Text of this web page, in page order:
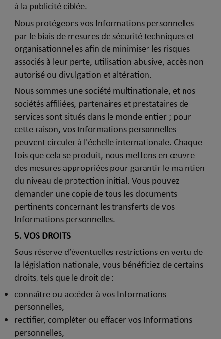
à la publicité ciblée.
Nous protégeons vos Informations personnelles
par le biais de mesures de sécurité techniques et
organisationnelles afin de minimiser les risques
associés à leur perte, utilisation abusive, accès non
autorisé ou divulgation et altération.
Nous sommes une société multinationale, et nos
sociétés affiliées, partenaires et prestataires de
services sont situés dans le monde entier ; pour
cette raison, vos Informations personnelles
peuvent circuler à l'échelle internationale. Chaque
fois que cela se produit, nous mettons en œuvre
des mesures appropriées pour garantir le maintien
du niveau de protection initial. Vous pouvez
demander une copie de tous les documents
pertinents concernant les transferts de vos
Informations personnelles.
5. VOS DROITS
Sous réserve d’éventuelles restrictions en vertu de
la législation nationale, vous bénéficiez de certains
droits, tels que le droit de :
connaître ou accéder à vos Informations
personnelles,
rectifier, compléter ou effacer vos Informations
personnelles,